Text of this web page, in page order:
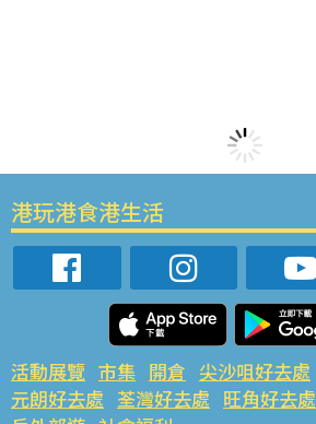
港玩港食港生活
活動展覽 市集 開倉 尖沙咀好去處
元朗好去處 荃灣好去處 旺角好去處